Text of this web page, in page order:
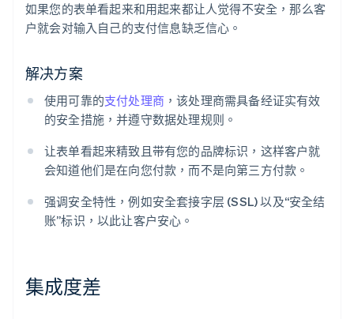
如果您的表单看起来和用起来都让人觉得不安全，那么客
户就会对输入自己的支付信息缺乏信心。
解决方案
使用可靠的支付处理商 ，该处理商需具备经证实有效
的安全措施，并遵守数据处理规则。
让表单看起来精致且带有您的品牌标识，这样客户就
会知道他们是在向您付款，而不是向第三方付款。
强调安全特性，例如安全套接字层 (SSL) 以及“安全结
账”标识，以此让客户安心。
集成度差